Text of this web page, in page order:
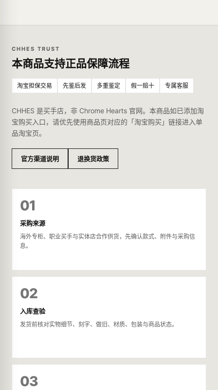
CHHES TRUST
本商品支持正品保障流程
淘宝担保交易 先鉴后发 多重鉴定 假一赔十 专属客服
CHHES 是买手店，非 Chrome Hearts 官网。本商品如已添加淘
宝购买入口，请优先使用商品页对应的「淘宝购买」链接进入单
品淘宝页。
官方渠道说明 退换货政策
01
采购来源
海外专柜、职业买手与实体店合作供货，先确认款式、附件与采购信
息。
02
入库查验
发货前核对实物细节、刻字、做旧、材质、包装与商品状态。
03